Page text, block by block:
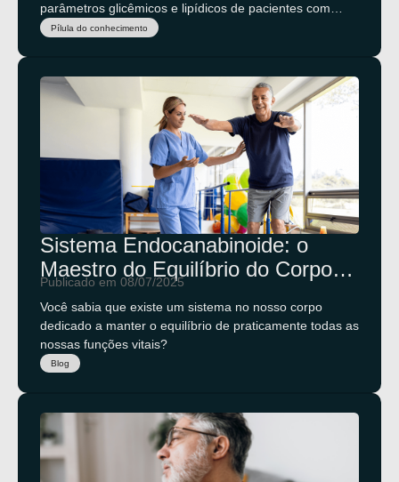
parâmetros glicêmicos e lipídicos de pacientes com
diabetes tipo 2. Os achados trouxeram insights
Pílula do conhecimento
Sistema Endocanabinoide: o
Maestro do Equilíbrio do Corpo
Humano
Publicado em 08/07/2025
Você sabia que existe um sistema no nosso corpo
dedicado a manter o equilíbrio de praticamente todas as
nossas funções vitais?
Blog